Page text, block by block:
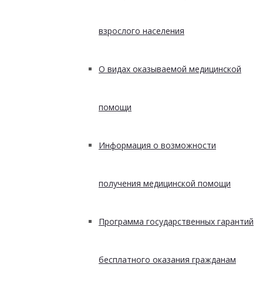
взрослого населения
О видах оказываемой медицинской
помощи
Информация о возможности
получения медицинской помощи
Программа государственных гарантий
бесплатного оказания гражданам